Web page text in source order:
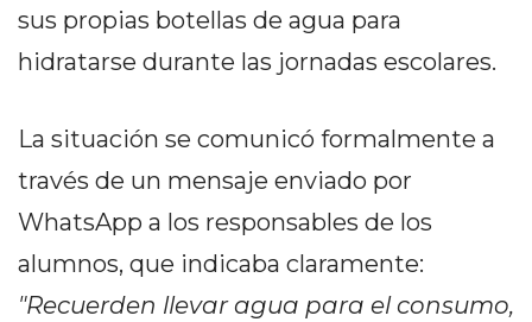
DEFINITIVA PARA
RESTAURANTES Y
POR WHATSAPP SIN QUE
SE TE PIERDA NINGUNO
sus propias botellas de agua para
hidratarse durante las jornadas escolares.
La situación se comunicó formalmente a
través de un mensaje enviado por
WhatsApp a los responsables de los
alumnos, que indicaba claramente:
"Recuerden llevar agua para el consumo,